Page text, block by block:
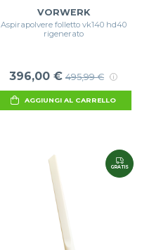
VORWERK
Aspirapolvere folletto vk140 hd40
rigenerato
396,00 € 495,99 €
AGGIUNGI AL CARRELLO
GRATIS